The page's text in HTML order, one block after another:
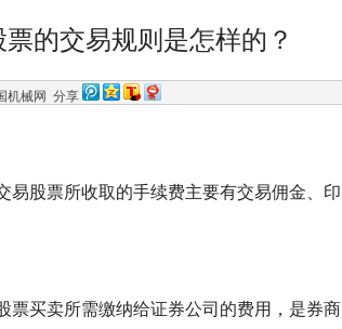
的交易规则是怎样的？
机械网 分享
易股票所收取的手续费主要有交易佣金、印
票买卖所需缴纳给证券公司的费用，是券商